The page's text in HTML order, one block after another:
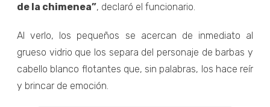
de la chimenea”, declaró el funcionario.
Al verlo, los pequeños se acercan de inmediato al
grueso vidrio que los separa del personaje de barbas y
cabello blanco flotantes que, sin palabras, los hace reír
y brincar de emoción.